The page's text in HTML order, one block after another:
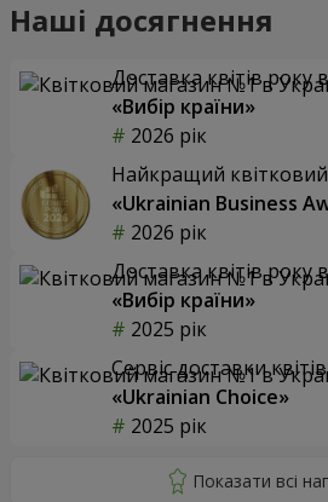
Наші досягнення
Доставка квітів року
«Вибір країни»
2026 рік
Найкращий
«Ukrainian Business
2026 рік
Доставка квітів року
«Вибір країни»
2025 рік
Сервіс доставки квітів
«Ukrainian Choice»
2025 рік